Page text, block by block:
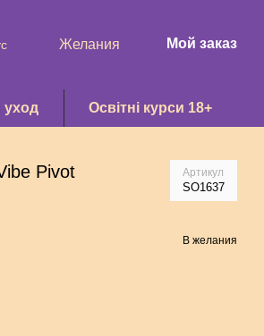
Желания Мой заказ
уход Освітні курси 18+
Pivot Артикул
SO1637
В желания